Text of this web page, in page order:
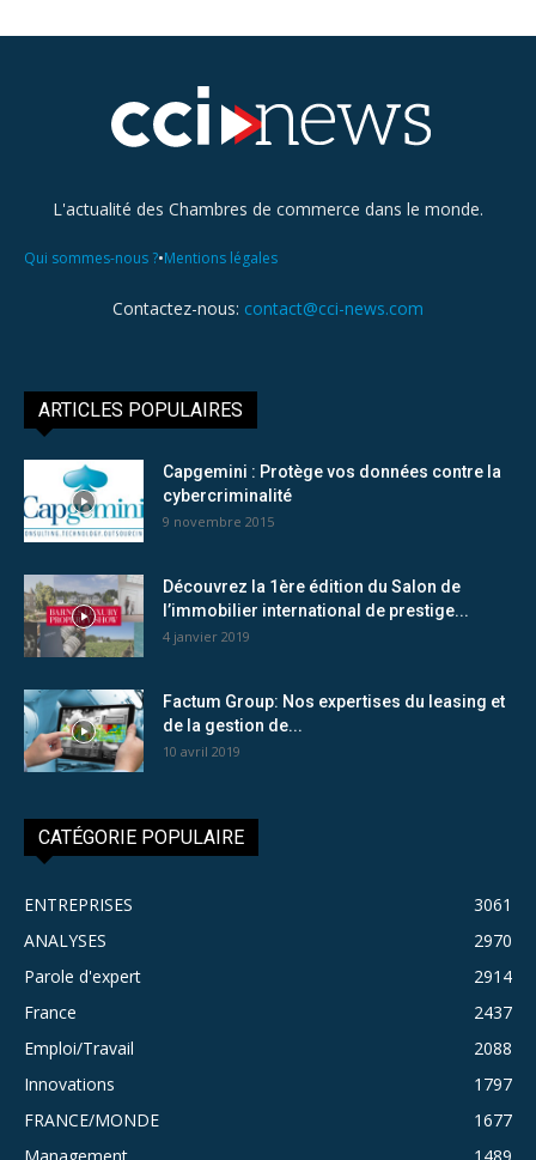
L'actualité des Chambres de commerce dans le monde.
Qui sommes-nous ?•Mentions légales
Contactez-nous: contact@cci-news.com
ARTICLES POPULAIRES
Capgemini : Protège vos données contre la
cybercriminalité
9 novembre 2015
Découvrez la 1ère édition du Salon de
l’immobilier international de prestige...
4 janvier 2019
Factum Group: Nos expertises du leasing et
de la gestion de...
10 avril 2019
CATÉGORIE POPULAIRE
ENTREPRISES
3061
ANALYSES
2970
Parole d'expert
2914
France
2437
Emploi/Travail
2088
Innovations
1797
FRANCE/MONDE
1677